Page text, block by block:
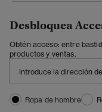
Desbloquea
Obtén acceso: entre
productos y ventas.
Ropa de hombre